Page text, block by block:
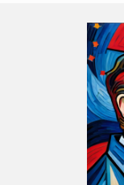
Inglese
Greco